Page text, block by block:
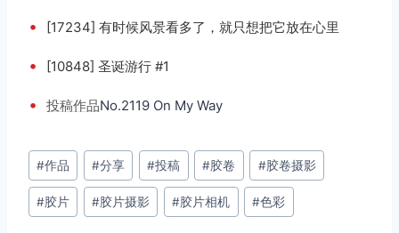
• [17234] 有时候风景看多了，就只想把它放在心里
• [10848] 圣诞游行 #1
• 投稿作品No.2119 On My Way
文
章
标
#作品 #分享 #投稿 #胶卷 #胶卷摄影
#胶片 #胶片摄影 #胶片相机 #色彩